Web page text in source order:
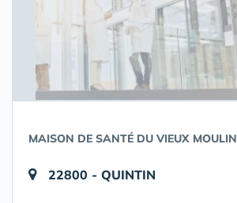
MAISON DE SANTÉ DU VIEUX MOULIN
22800 - QUINTIN